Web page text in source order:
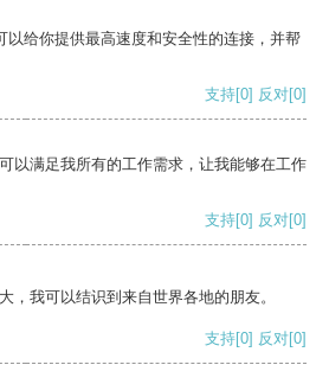
以给你提供最高速度和安全性的连接，并帮
支持[0] 反对[0]
以满足我所有的工作需求，让我能够在工作
支持[0] 反对[0]
，我可以结识到来自世界各地的朋友。
支持[0] 反对[0]